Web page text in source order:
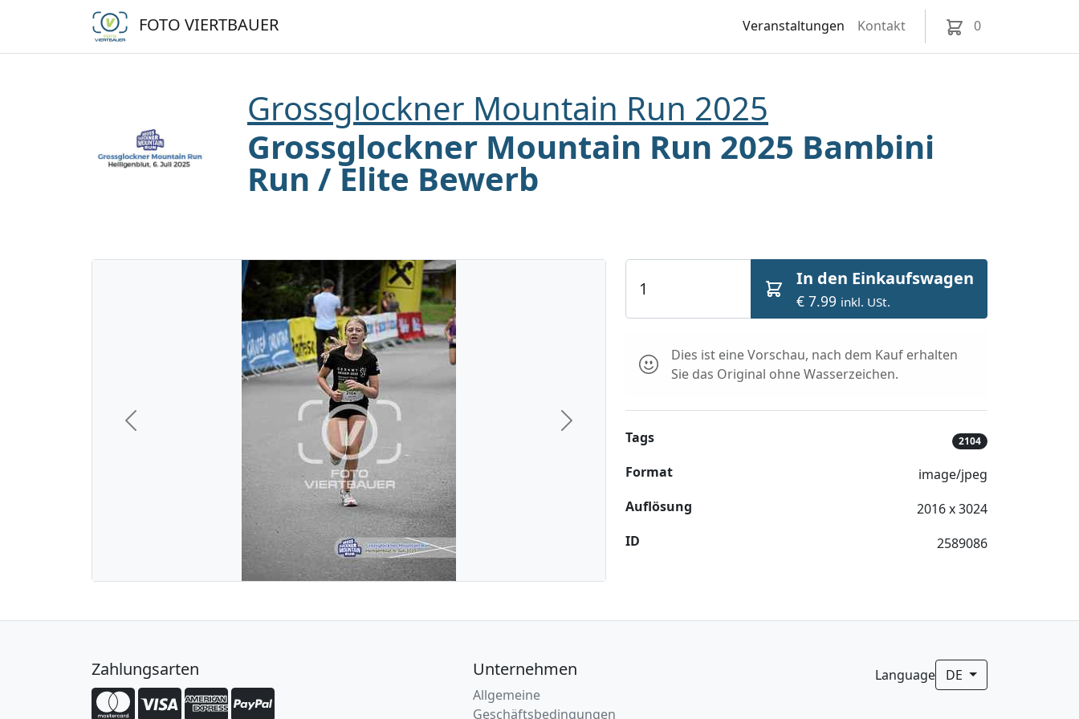
FOTO VIERTBAUER Veranstaltungen Kontakt 0
Grossglockner Mountain Run 2025
Grossglockner Mountain Run 2025 Bambini
Run / Elite Bewerb
Previous Next
In den Einkaufswagen
€ 7.99 inkl. USt.
Dies ist eine Vorschau, nach dem Kauf erhalten
Sie das Original ohne Wasserzeichen.
Tags 2104
Format
image/jpeg
Auflösung
2016 x 3024
ID
2589086
Zahlungsarten Unternehmen
Allgemeine
Geschäftsbedingungen
Language DE